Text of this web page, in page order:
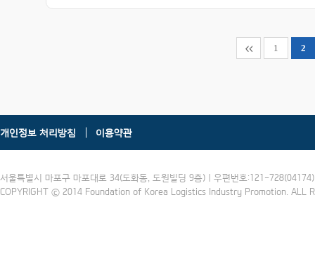
1 2
개인정보 처리방침 이용약관
서울특별시 마포구 마포대로 34(도화동, 도원빌딩 9층) | 우편번호:121-
COPYRIGHT ⓒ 2014 Foundation of Korea Logistics Industry Promotion. ALL